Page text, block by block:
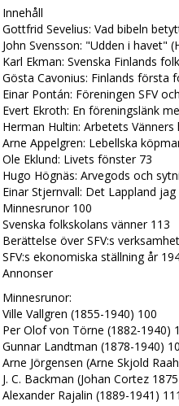
Innehåll
Gottfrid Sevelius: Vad bibeln
John Svensson: "Udden i havet"
Karl Ekman: Svenska Finlands
Gösta Cavonius: Finlands första
Einar Pontán: Föreningen SFV
Evert Ekroth: En föreningslänk
Herman Hultin: Arbetets
Arne Appelgren: Lebellska
Ole Eklund: Livets fönster 73
Hugo Högnäs: Arvegods och
Einar Stjernvall: Det Lappland
Minnesrunor 100
Svenska folkskolans vänner 113
Berättelse över SFV:s
SFV:s ekonomiska ställning år
Annonser
Minnesrunor:
Ville Vallgren (1855-1940) 100
Per Olof von Törne (1882-1940)
Gunnar Landtman (1878-1940)
Arne Jörgensen (Arne Skjold
J. C. Backman (Johan Cortez
Alexander Rajalin (1889-1941) 111